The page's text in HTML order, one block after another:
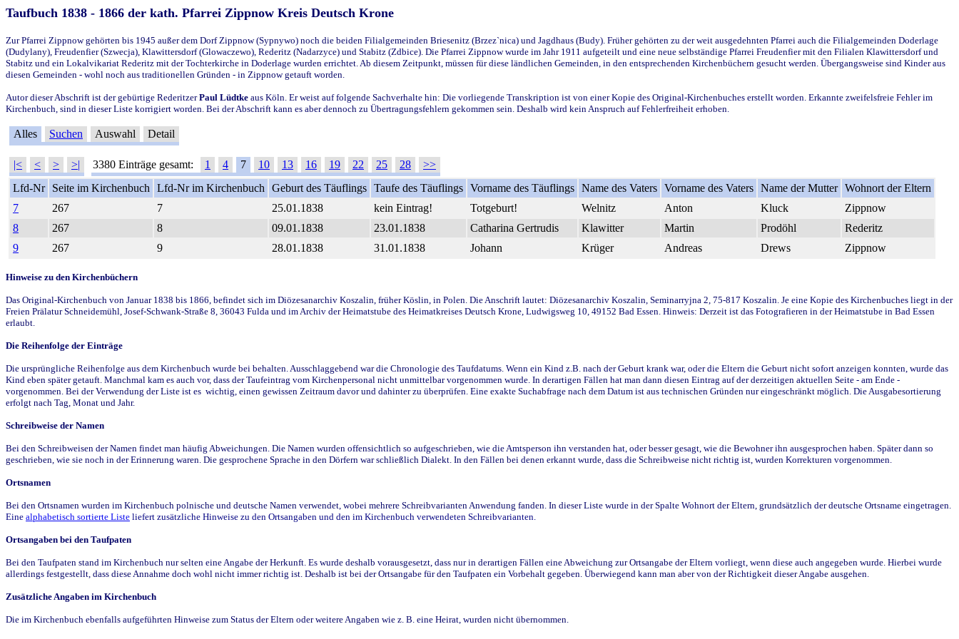
Taufbuch 1838 - 1866 der kath. Pfarrei Zippnow Kreis Deutsch Krone
Zur Pfarrei Zippnow gehörten bis 1945 außer dem Dorf Zippnow (Sypnywo) noch die beiden Filialgemeinden Briesenitz (Brzez`nica) und Jagdhaus (Budy). Früher gehörten zu der weit ausgedehnten Pfarrei auch die Filialgemeinden Doderlage
(Dudylany), Freudenfier (Szwecja), Klawittersdorf (Glowaczewo), Rederitz (Nadarzyce) und Stabitz (Zdbice). Die Pfarrei Zippnow wurde im Jahr 1911 aufgeteilt und eine neue selbständige Pfarrei Freudenfier mit den Filialen Klawittersdorf und
Stabitz und ein Lokalvikariat Rederitz mit der Tochterkirche in Doderlage wurden errichtet. Ab diesem Zeitpunkt, müssen für diese ländlichen Gemeinden, in den entsprechenden Kirchenbüchern gesucht werden. Übergangsweise sind Kinder aus
diesen Gemeinden - wohl noch aus traditionellen Gründen - in Zippnow getauft worden.
Autor dieser Abschrift ist der gebürtige RederitzerPaul Lüdtke aus Köln. Er weist auf folgende Sachverhalte hin: Die vorliegende Transkription ist von einer Kopie des Original-Kirchenbuches erstellt worden. Erkannte zweifelsfreie Fehler im
Kirchenbuch, sind in dieser Liste korrigiert worden. Bei der Abschrift kann es aber dennoch zu Übertragungsfehlern gekommen sein. Deshalb wird kein Anspruch auf Fehlerfreiheit erhoben.
Alles Suchen Auswahl Detail
|< < > >| 3380 Einträge gesamt: 1 4 7 10 13 16 19 22 25 28
>>
Lfd-Nr
Seite im Kirchenbuch Lfd-Nr im Kirchenbuch Geburt des Täuflings Taufe des Täuflings Vorname des Täuflings Name des Vaters Vorname des Vaters Name der Mutter Wohnort der Eltern
7
267 7 25.01.1838 kein Eintrag! Totgeburt! Welnitz Anton Kluck
Zippnow
8
267 8 09.01.1838 23.01.1838 Catharina Gertrudis Klawitter Martin Prodöhl
Rederitz
9
267 9 28.01.1838 31.01.1838 Johann Krüger Andreas Drews Zippnow
Hinweise zu den Kirchenbüchern
Das Original-Kirchenbuch von Januar 1838 bis 1866, befindet sich im Diözesanarchiv Koszalin, früher Köslin, in Polen. Die Anschrift lautet: Diözesanarchiv Koszalin, Seminarryjna 2, 75-817 Koszalin. Je eine Kopie des Kirchenbuches liegt in der
Freien Prälatur Schneidemühl, Josef-Schwank-Straße 8, 36043 Fulda und im Archiv der Heimatstube des Heimatkreises Deutsch Krone, Ludwigsweg 10, 49152 Bad Essen. Hinweis: Derzeit ist das Fotografieren in der Heimatstube in Bad Essen
erlaubt.
Die Reihenfolge der Einträge
Die ursprüngliche Reihenfolge aus dem Kirchenbuch wurde bei behalten. Ausschlaggebend war die Chronologie des Taufdatums. Wenn ein Kind z.B. nach der Geburt krank war, oder die Eltern die Geburt nicht sofort anzeigen konnten, wurde das
Kind eben später getauft. Manchmal kam es auch vor, dass der Taufeintrag vom Kirchenpersonal nicht unmittelbar vorgenommen wurde. In derartigen Fällen hat man dann diesen Eintrag auf der derzeitigen aktuellen Seite - am Ende -
vorgenommen. Bei der Verwendung der Liste ist es wichtig, einen gewissen Zeitraum davor und dahinter zu überprüfen. Eine exakte Suchabfrage nach dem Datum ist aus technischen Gründen nur eingeschränkt möglich. Die Ausgabesortierung
erfolgt nach Tag, Monat und Jahr.
Schreibweise der Namen
Bei den Schreibweisen der Namen findet man häufig Abweichungen. Die Namen wurden offensichtlich so aufgeschrieben, wie die Amtsperson ihn verstanden hat, oder besser gesagt, wie die Bewohner ihn ausgesprochen haben. Später dann so
geschrieben, wie sie noch in der Erinnerung waren. Die gesprochene Sprache in den Dörfern war schließlich Dialekt. In den Fällen bei denen erkannt wurde, dass die Schreibweise nicht richtig ist, wurden Korrekturen vorgenommen.
Ortsnamen
Bei den Ortsnamen wurden im Kirchenbuch polnische und deutsche Namen verwendet, wobei mehrere Schreibvarianten Anwendung fanden. In dieser Liste wurde in der Spalte Wohnort der Eltern, grundsätzlich der deutsche Ortsname eingetragen.
Eine alphabetisch sortierte Liste liefert zusätzliche Hinweise zu den Ortsangaben und den im Kirchenbuch verwendeten Schreibvarianten.
Ortsangaben bei den Taufpaten
Bei den Taufpaten stand im Kirchenbuch nur selten eine Angabe der Herkunft. Es wurde deshalb vorausgesetzt, dass nur in derartigen Fällen eine Abweichung zur Ortsangabe der Eltern vorliegt, wenn diese auch angegeben wurde. Hierbei wurde
allerdings festgestellt, dass diese Annahme doch wohl nicht immer richtig ist. Deshalb ist bei der Ortsangabe für den Taufpaten ein Vorbehalt gegeben. Überwiegend kann man aber von der Richtigkeit dieser Angabe ausgehen.
Zusätzliche Angaben im Kirchenbuch
Die im Kirchenbuch ebenfalls aufgeführten Hinweise zum Status der Eltern oder weitere Angaben wie z. B. eine Heirat, wurden nicht übernommen.